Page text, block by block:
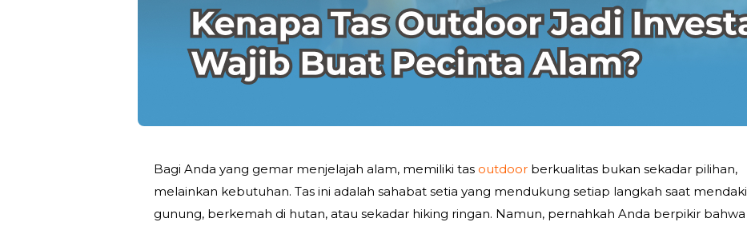
Bagi Anda yang gemar menjelajah alam, memilikitas outdoor berkualitas bukan sekadar pilihan,
melainkan kebutuhan. Tas ini adalah sahabat setia yang mendukung setiap langkah saat mendaki
gunung, berkemah di hutan, atau sekadar hiking ringan. Namun, pernahkah Anda berpikir bahwa